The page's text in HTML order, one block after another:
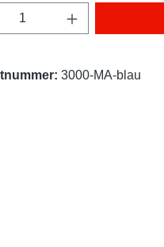
Anzahl: Gib
3000-MA-blau